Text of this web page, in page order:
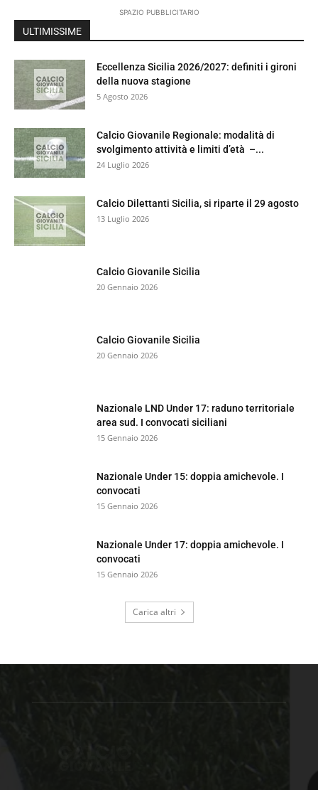
SPAZIO PUBBLICITARIO
ULTIMISSIME
Eccellenza Sicilia 2026/2027: definiti i gironi
della nuova stagione
5 Agosto 2026
Calcio Giovanile Regionale: modalità di
svolgimento attività e limiti d’età –...
24 Luglio 2026
Calcio Dilettanti Sicilia, si riparte il 29 agosto
13 Luglio 2026
Calcio Giovanile Sicilia
20 Gennaio 2026
Calcio Giovanile Sicilia
20 Gennaio 2026
Nazionale LND Under 17: raduno territoriale
area sud. I convocati siciliani
15 Gennaio 2026
Nazionale Under 15: doppia amichevole. I
convocati
15 Gennaio 2026
Nazionale Under 17: doppia amichevole. I
convocati
15 Gennaio 2026
Carica altri